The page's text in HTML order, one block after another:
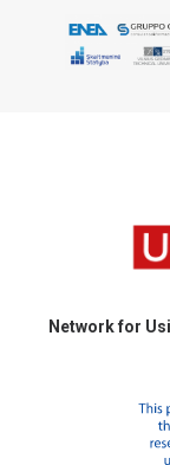
Network for